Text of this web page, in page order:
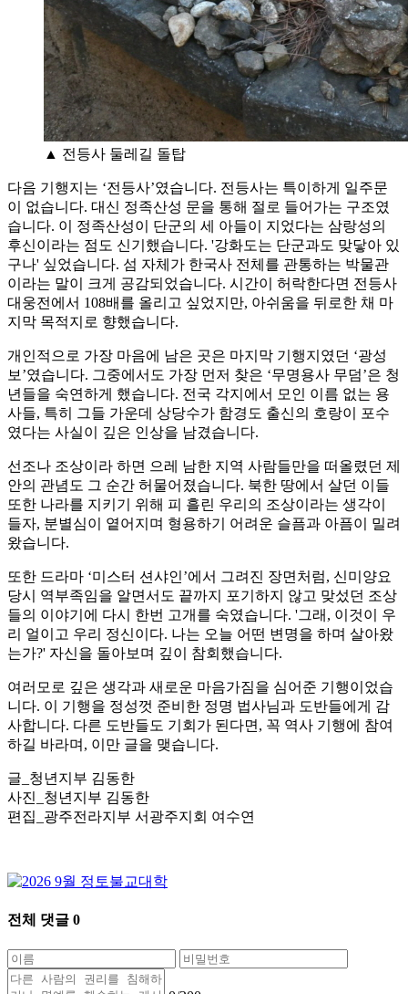
▲ 전등사 둘레길 돌탑
다음 기행지는 ‘전등사’였습니다. 전등사는 특이하게 일주문
이 없습니다. 대신 정족산성 문을 통해 절로 들어가는 구조였
습니다. 이 정족산성이 단군의 세 아들이 지었다는 삼랑성의
후신이라는 점도 신기했습니다. '강화도는 단군과도 맞닿아 있
구나' 싶었습니다. 섬 자체가 한국사 전체를 관통하는 박물관
이라는 말이 크게 공감되었습니다. 시간이 허락한다면 전등사
대웅전에서 108배를 올리고 싶었지만, 아쉬움을 뒤로한 채 마
지막 목적지로 향했습니다.
개인적으로 가장 마음에 남은 곳은 마지막 기행지였던 ‘광성
보’였습니다. 그중에서도 가장 먼저 찾은 ‘무명용사 무덤’은 청
년들을 숙연하게 했습니다. 전국 각지에서 모인 이름 없는 용
사들, 특히 그들 가운데 상당수가 함경도 출신의 호랑이 포수
였다는 사실이 깊은 인상을 남겼습니다.
선조나 조상이라 하면 으레 남한 지역 사람들만을 떠올렸던 제
안의 관념도 그 순간 허물어졌습니다. 북한 땅에서 살던 이들
또한 나라를 지키기 위해 피 흘린 우리의 조상이라는 생각이
들자, 분별심이 옅어지며 형용하기 어려운 슬픔과 아픔이 밀려
왔습니다.
또한 드라마 ‘미스터 션샤인’에서 그려진 장면처럼, 신미양요
당시 역부족임을 알면서도 끝까지 포기하지 않고 맞섰던 조상
들의 이야기에 다시 한번 고개를 숙였습니다. '그래, 이것이 우
리 얼이고 우리 정신이다. 나는 오늘 어떤 변명을 하며 살아왔
는가?' 자신을 돌아보며 깊이 참회했습니다.
여러모로 깊은 생각과 새로운 마음가짐을 심어준 기행이었습
니다. 이 기행을 정성껏 준비한 정명 법사님과 도반들에게 감
사합니다. 다른 도반들도 기회가 된다면, 꼭 역사 기행에 참여
하길 바라며, 이만 글을 맺습니다.
글_청년지부 김동한
사진_청년지부 김동한
편집_광주전라지부 서광주지회 여수연
전체 댓글 0